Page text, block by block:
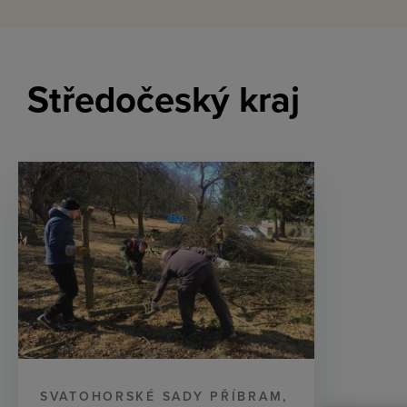
Středočeský kraj
SVATOHORSKÉ SADY PŘÍBRAM,